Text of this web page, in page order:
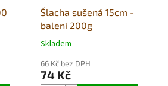
Šlacha sušená 15cm -
balení 200g
Průměrné
produktu
je
Skladem
66 Kč bez DPH
74 Kč